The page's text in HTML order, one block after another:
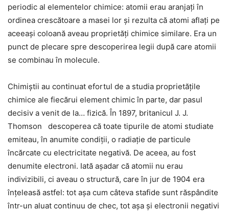
periodic al elementelor chimice: atomii erau aranjaţi în
ordinea crescătoare a masei lor şi rezulta că atomi aflaţi pe
aceeaşi coloană aveau proprietăţi chimice similare. Era un
punct de plecare spre descoperirea legii după care atomii
se combinau în molecule.
Chimiştii au continuat efortul de a studia proprietăţile
chimice ale fiecărui element chimic în parte, dar pasul
decisiv a venit de la… fizică. În 1897, britanicul J. J.
Thomson descoperea că toate tipurile de atomi studiate
emiteau, în anumite condiţii, o radiaţie de particule
încărcate cu electricitate negativă. De aceea, au fost
denumite electroni. Iată aşadar că atomii nu erau
indivizibili, ci aveau o structură, care în jur de 1904 era
înţeleasă astfel: tot așa cum câteva stafide sunt răspândite
într-un aluat continuu de chec, tot aşa şi electronii negativi